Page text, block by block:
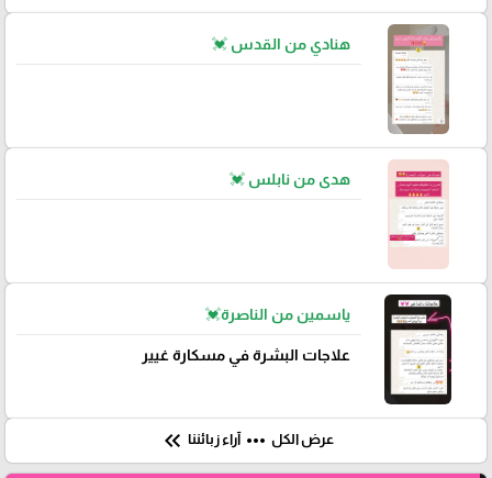
هنادي من القدس 💓
هدى من نابلس 💓
ياسمين من الناصرة💓
علاجات البشرة في مسكارة غيير
عرض الكل more_horiz آراء زبائننا keyboard_double_arrow_left